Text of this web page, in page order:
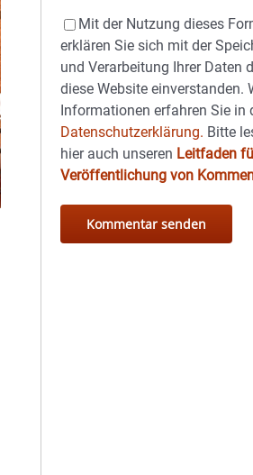
Mit der Nutzung dieses
erklären Sie sich mit der
und Verarbeitung Ihrer Daten
diese Website einverstanden.
Informationen erfahren Sie in
Datenschutzerklärung. Bitte
hier auch unseren Leitfaden
Veröffentlichung von